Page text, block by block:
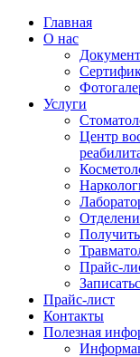
Главная
О нас
Услуги
Центр
Прайс-
Прайс-лист
Контакты
Полезная